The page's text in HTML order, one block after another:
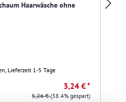
Haarwäsche ohne
Lieferzeit 1-5 Tage
3,24 € *
5,26 €(38.4% gespart)